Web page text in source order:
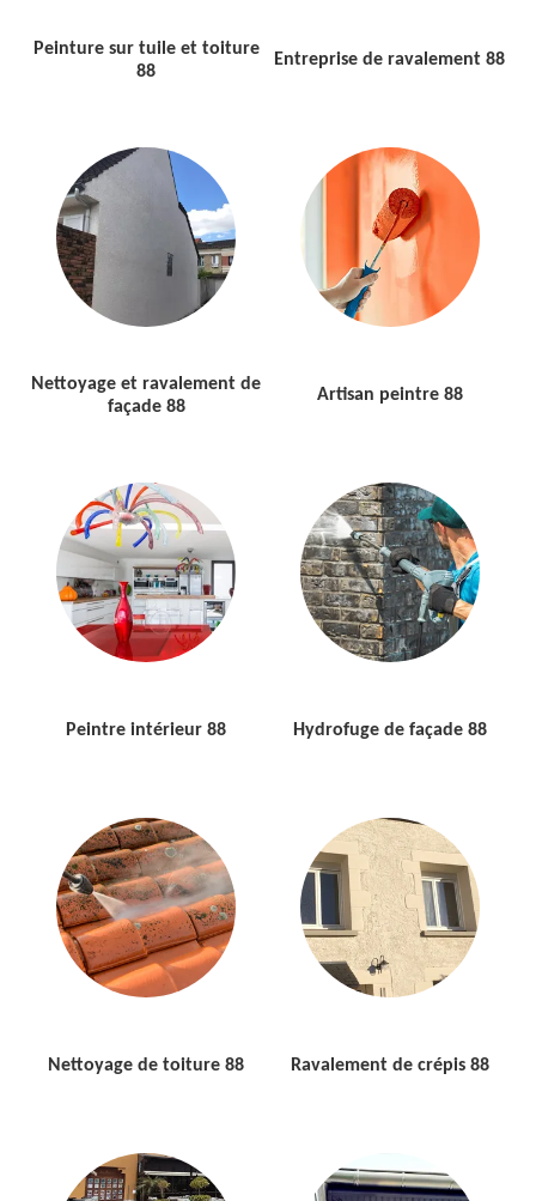
Peinture sur tuile et toiture
88
Entreprise de ravalement 88
Nettoyage et ravalement de
façade 88
Artisan peintre 88
Peintre intérieur 88 Hydrofuge de façade 88
Nettoyage de toiture 88 Ravalement de crépis 88